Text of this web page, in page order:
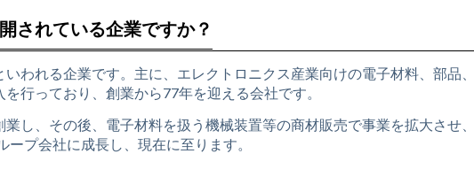
されている企業ですか？
われる企業です。主に、エレクトロニクス産業向けの電子材料、部品
行っており、創業から77年を迎える会社です。
し、その後、電子材料を扱う機械装置等の商材販売で事業を拡大させ
プ会社に成長し、現在に至ります。